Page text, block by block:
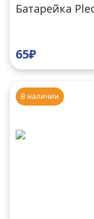
Батарейка
65₽
В наличии